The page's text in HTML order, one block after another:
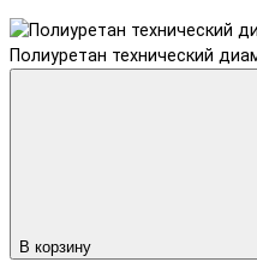
Полиуретан технический
В корзину